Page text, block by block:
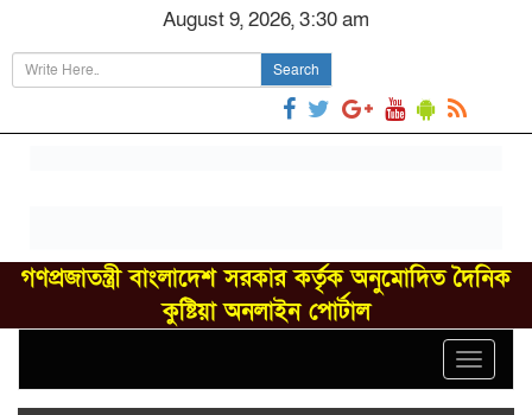
August 9, 2026, 3:30 am
Search
গণপ্রজাতন্ত্রী বাংলাদেশ সরকার কর্তৃক অনুমোদিত দৈনিক
কুষ্টিয়া অনলাইন পোর্টাল
Toggle